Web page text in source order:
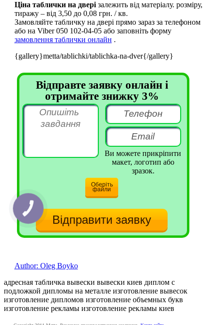
Ціна таблички на дверізалежить від матеріалу. розміру,
тиражу – від 3,50 до 0,08 грн. / кв.
Замовляйте табличку на двері прямо зараз за телефоном
або на Viber 050 102-04-05 або заповніть форму
замовлення таблички онлайн .
{gallery}metta/tablichki/tablichka-na-dver{/gallery}
Відправте заявку онлайн і
отримайте знижку 3%
Ви можете прикріпити
макет, логотип або
зразок.
Оберіть
файли
Author: Oleg Boyko
адресная табличка вывески вывески киев диплом с
подложкой дипломы на металле изготовление вывесок
изготовление дипломов изготовление объемных букв
изготовление рекламы изготовление рекламы киев
КНОПКА
СВЯЗИ